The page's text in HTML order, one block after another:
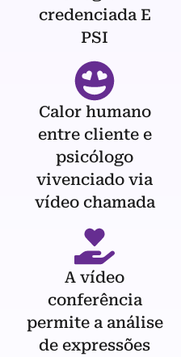
credenciada E
PSI
Calor humano
entre cliente e
psicólogo
vivenciado via
vídeo chamada
A vídeo
conferência
permite a análise
de expressões